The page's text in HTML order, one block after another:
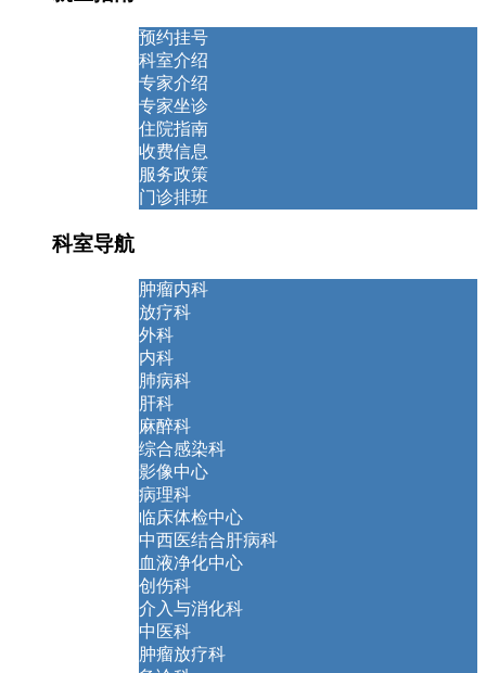
预约挂号
科室介绍
专家介绍
专家坐诊
住院指南
收费信息
服务政策
门诊排班
科室导航
肿瘤内科
放疗科
外科
内科
肺病科
肝科
麻醉科
综合感染科
影像中心
病理科
临床体检中心
中西医结合肝病科
血液净化中心
创伤科
介入与消化科
中医科
肿瘤放疗科